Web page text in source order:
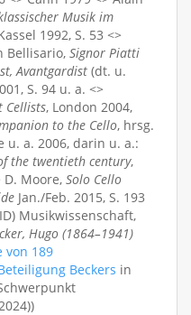
Musik im
1992, S. 53 <>
Bellisario, Signor Piatti
Avantgardist (dt. u.
S. 94 u. a. <>
Cellists, London 2004,
to the Cello, hrsg.
u. a. 2006, darin u. a.:
the twentieth century,
D. Moore, Solo Cello
Jan./Feb. 2015, S. 193
Musikwissenschaft,
Hugo (1864–1941)
von 189
Beckers in